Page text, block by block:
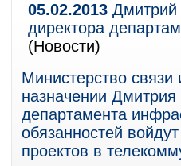
05.02.2013 Дмитрий
директора
(Новости)
Министерство
назначении
департамента
обязанностей
проектов в